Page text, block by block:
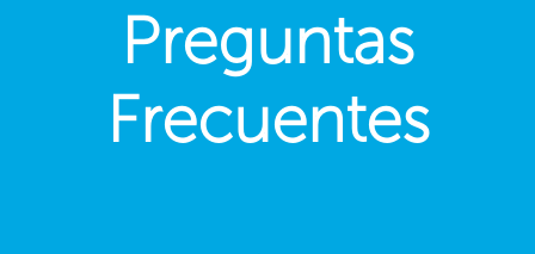
Preguntas
Frecuentes